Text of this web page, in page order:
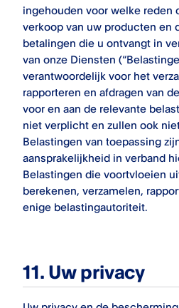
ingehouden voor welke reden
verkoop van uw producten en
betalingen die u ontvangt in
van onze Diensten
verantwoordelijk voor het
rapporteren en afdragen van
voor en aan de relevante
niet verplicht en zullen ook
Belastingen van toepassing
aansprakelijkheid in verband
Belastingen die voortvloeien
berekenen, verzamelen,
enige belastingautoriteit.
11. Uw privacy